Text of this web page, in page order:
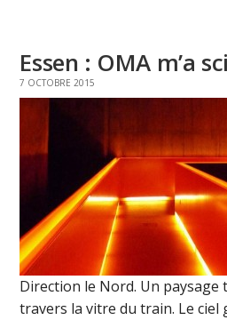
Essen : OMA m’a
7 OCTOBRE 2015
Direction le Nord. Un
travers la vitre du train. Le ciel